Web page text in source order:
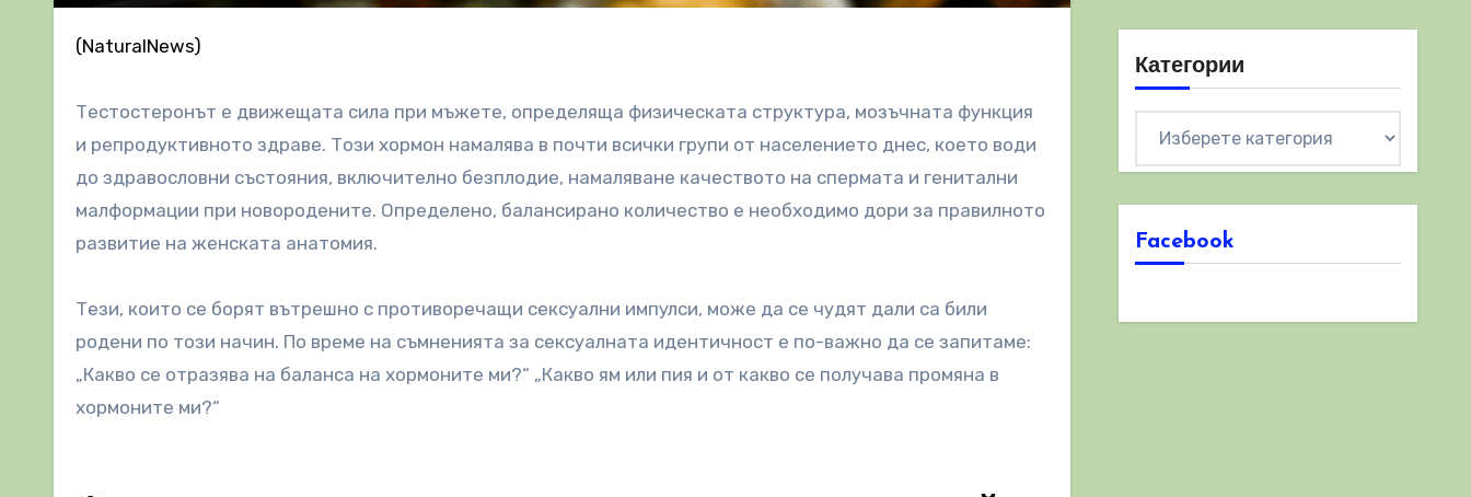
(NaturalNews)
Тестостеронът е движещата сила при мъжете, определяща физическата структура, мозъчната функция
и репродуктивното здраве. Този хормон намалява в почти всички групи от населението днес, което води
до здравословни състояния, включително безплодие, намаляване качеството на спермата и генитални
малформации при новородените. Определено, балансирано количество е необходимо дори за правилното
развитие на женската анатомия.
Тези, които се борят вътрешно с противоречащи сексуални импулси, може да се чудят дали са били
родени по този начин. По време на съмненията за сексуалната идентичност е по-важно да се запитаме:
„Какво се отразява на баланса на хормоните ми?“ „Какво ям или пия и от какво се получава промяна в
хормоните ми?“
Категории
Facebook